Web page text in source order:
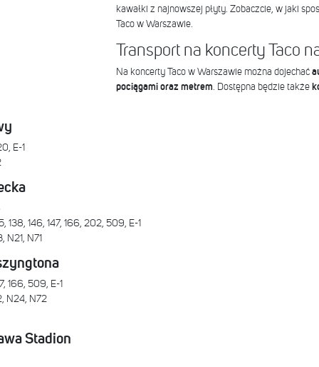
kawałki z najnowszej płyty. Zobaczcie, w jaki
Taco w Warszawie.
Transport na koncerty Taco
Na koncerty Taco w Warszawie można dojechać
pociągami oraz metrem. Dostępna będzie także
E-1
138, 146, 147, 166, 202, 509, E-1
N21, N71
166, 509, E-1
N24, N72
Stadion